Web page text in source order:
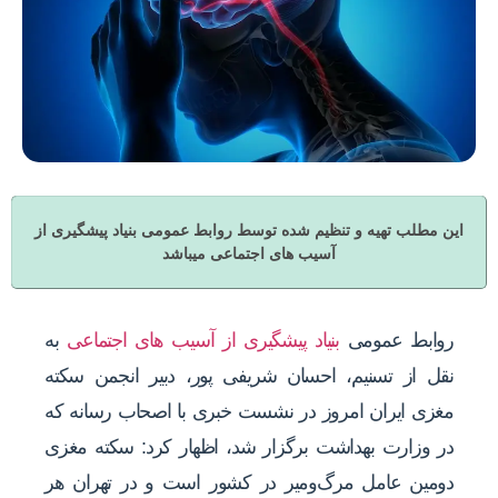
این مطلب تهیه و تنظیم شده توسط روابط عمومی بنیاد پیشگیری از
آسیب های اجتماعی میباشد
روابط عمومی بنیاد پیشگیری از آسیب های اجتماعی به
نقل از تسنیم، احسان شریفی پور، دبیر انجمن سکته
مغزی ایران امروز در نشست خبری با اصحاب رسانه که
در وزارت بهداشت برگزار شد، اظهار کرد: سکته مغزی
دومین عامل مرگ‌ومیر در کشور است و در تهران هر